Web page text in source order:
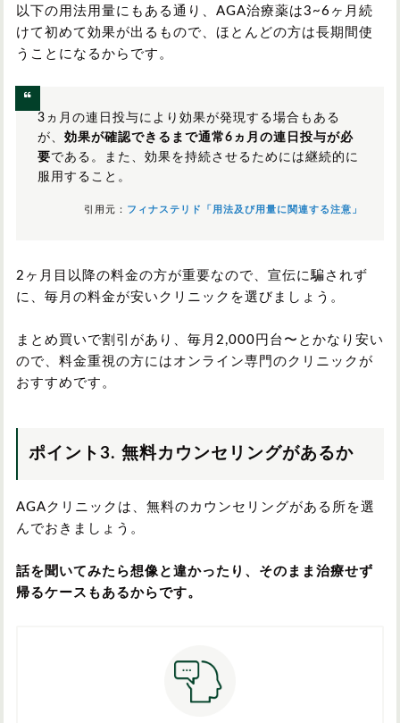
以下の用法用量にもある通り、AGA治療薬は3~6ヶ月続
けて初めて効果が出るもので、ほとんどの方は長期間使
うことになるからです。
3ヵ月の連日投与により効果が発現する場合もある
が、 効果が確認できるまで通常6ヵ月の連日投与が必
要である。また、効果を持続させるためには継続的に
服用すること。
引用元： フィナステリド「用法及び用量に関連する注意」
2ヶ月目以降の料金の方が重要なので、宣伝に騙されず
に、毎月の料金が安いクリニックを選びましょう。
まとめ買いで割引があり、毎月2,000円台〜とかなり安い
ので、料金重視の方にはオンライン専門のクリニックが
おすすめです。
ポイント3. 無料カウンセリングがあるか
AGAクリニックは、無料のカウンセリングがある所を選
んでおきましょう。
話を聞いてみたら想像と違かったり、そのまま治療せず
帰るケースもあるからです。